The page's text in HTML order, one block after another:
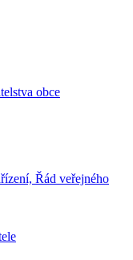
obce
Řád veřejného